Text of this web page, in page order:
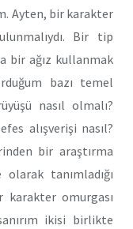
Ayten, bir karakter
Bir tip
bir ağız kullanmak
bazı temel
nasıl olmalı?
alışverişi nasıl?
bir araştırma
tanımladığı
karakter omurgası
ikisi birlikte